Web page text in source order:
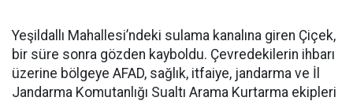
Yeşildallı Mahallesi’ndeki sulama kanalına giren Çiçek,
bir süre sonra gözden kayboldu. Çevredekilerin ihbarı
üzerine bölgeye AFAD, sağlık, itfaiye, jandarma ve İl
Jandarma Komutanlığı Sualtı Arama Kurtarma ekipleri